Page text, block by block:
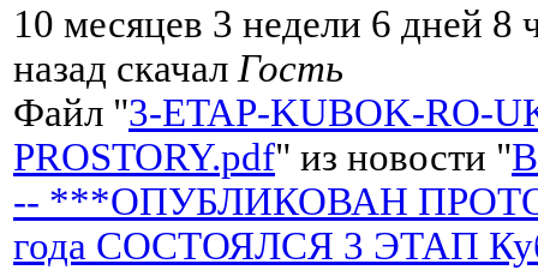
10 месяцев 3 недели 6 дней 8
назад скачал Гость
Файл "3-ETAP-KUBOK-RO-
PROSTORY.pdf" из новости "
-- ***ОПУБЛИКОВАН
года СОСТОЯЛСЯ 3 ЭТАП